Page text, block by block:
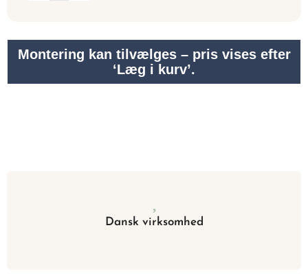
Montering kan tilvælges – pris vises efter
‘Læg i kurv’.
Dansk virksomhed